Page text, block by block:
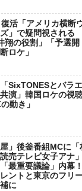
活「アメリカ横断
」で疑問視される
翔の役割」「予選開
ロケ」
SixTONESとバラ
演」韓国ロケの視
動き」
屋」後釜番組MCに「
売テレビ女子アナ
最重要議論」内幕！
レントと東京のフリ
に